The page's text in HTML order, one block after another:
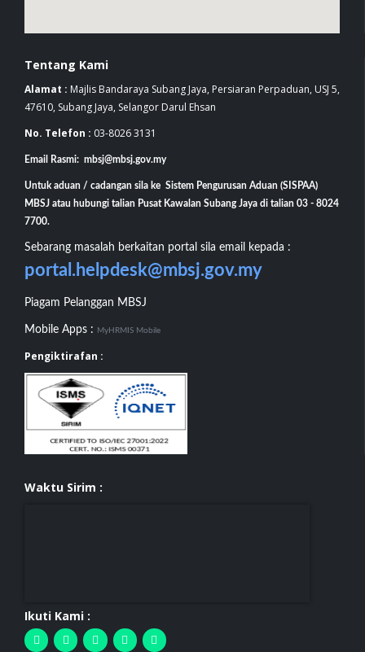
Tentang Kami
Alamat : Majlis Bandaraya Subang Jaya, Persiaran Perpaduan, USJ 5,
47610, Subang Jaya, Selangor Darul Ehsan
No. Telefon : 03-8026 3131
Email Rasmi: mbsj@mbsj.gov.my
Untuk aduan / cadangan sila ke Sistem Pengurusan Aduan (SISPAA)
MBSJ atau hubungi talian Pusat Kawalan Subang Jaya di talian 03 - 8024
7700.
Sebarang masalah berkaitan portal sila email kepada :
portal.helpdesk@mbsj.gov.my
Piagam Pelanggan MBSJ
Mobile Apps : MyHRMIS Mobile
Pengiktirafan :
Waktu Sirim :
Ikuti Kami :